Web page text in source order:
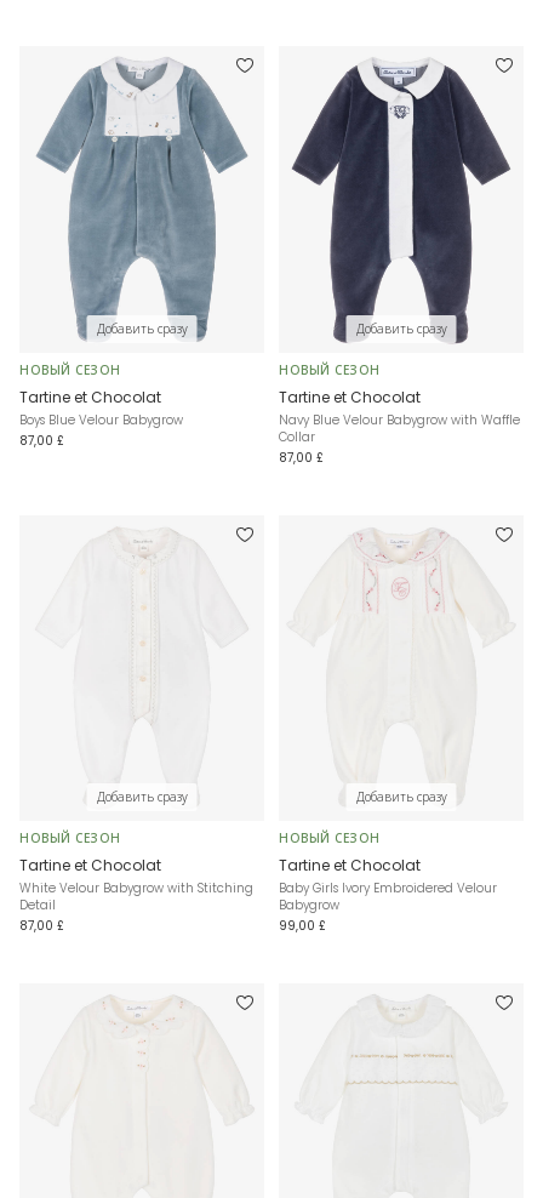
Добавить сразу
НОВЫЙ СЕЗОН
Tartine et Chocolat
Boys Blue Velour Babygrow
87,00 £
Добавить сразу
НОВЫЙ СЕЗОН
Tartine et Chocolat
Navy Blue Velour Babygrow with Waffle
Collar
87,00 £
Добавить сразу
НОВЫЙ СЕЗОН
Tartine et Chocolat
White Velour Babygrow with Stitching
Detail
87,00 £
Добавить сразу
НОВЫЙ СЕЗОН
Tartine et Chocolat
Baby Girls Ivory Embroidered Velour
Babygrow
99,00 £